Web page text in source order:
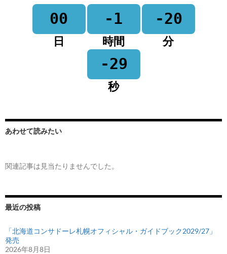
00
日
-1
時間
-20
分
-29
秒
あわせて読みたい
関連記事は見当たりませんでした。
最近の投稿
「北海道コンサドーレ札幌オフィシャル・ガイドブック2029/27」
発売
2026年8月8日